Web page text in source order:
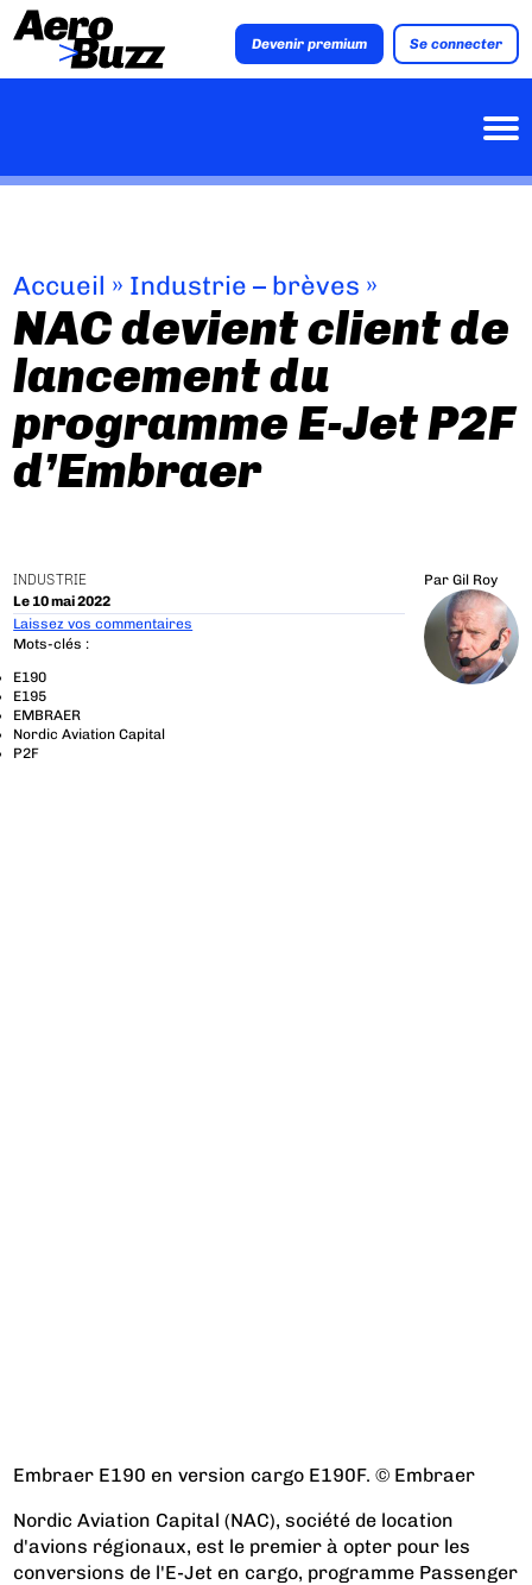
Devenir premium Se connecter
Accueil » Industrie – brèves »
NAC devient client de
lancement du
programme E-Jet P2F
d’Embraer
INDUSTRIE
Le 10 mai 2022
Par Gil Roy
Laissez vos commentaires
Mots-clés :
E190
E195
EMBRAER
Nordic Aviation Capital
P2F
Embraer E190 en version cargo E190F. © Embraer
Nordic Aviation Capital (NAC), société de location
d'avions régionaux, est le premier à opter pour les
conversions de l'E-Jet en cargo, programme Passenger